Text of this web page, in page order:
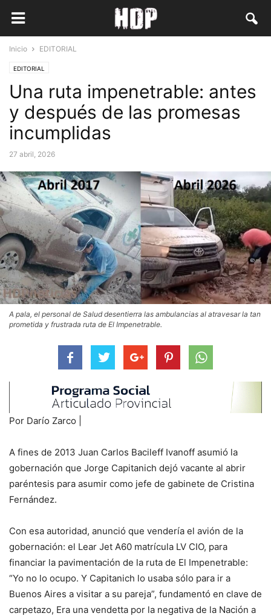
Inicio EDITORIAL
EDITORIAL
Una ruta impenetrable: antes
y después de las promesas
incumplidas
27 abril, 2026
A pala, el personal de Salud desentierra las ambulancias al atravesar la tan
prometida y frustrada ruta de El Impenetrable.
Por Darío Zarco |
A fines de 2013 Juan Carlos Bacileff Ivanoff asumió la
gobernación que Jorge Capitanich dejó vacante al abrir
paréntesis para asumir como jefe de gabinete de Cristina
Fernández.
Con esa autoridad, anunció que vendería el avión de la
gobernación: el Lear Jet A60 matrícula LV CIO, para
financiar la pavimentación de la ruta de El Impenetrable:
“Yo no lo ocupo. Y Capitanich lo usaba sólo para ir a
Buenos Aires a visitar a su pareja”, fundamentó en clave de
carpetazo, Era una vendetta por la negativa de la Nación a